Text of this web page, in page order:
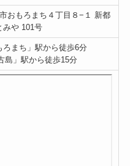
おもろまち４丁目８−１ 新都
みや 101号
ろまち」駅から徒歩6分
島」駅から徒歩15分